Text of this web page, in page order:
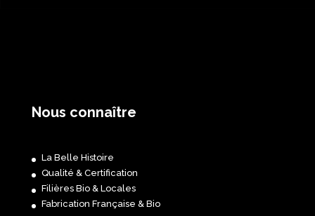
Nous connaître
La Belle Histoire
Qualité & Certification
Filières Bio & Locales
Fabrication Française & Bio